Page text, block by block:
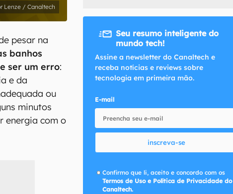
Lenze / Canaltech
pesar na
banhos
ser um erro:
e da
ou
minutos
energia com o
Seu resumo inteligente do
mundo tech!
Assine a newsletter do Canaltech e
receba notícias e reviews sobre
tecnologia em primeira mão.
E-mail
inscreva-se
Confirmo que li, aceito e concordo com os
Termos de Uso e Política de Privacidade do
Canaltech.